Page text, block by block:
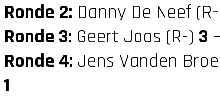
Ronde 2: Danny De Neef
Ronde 3: Geert Joos (R-) 3
Ronde 4: Jens Vanden
1